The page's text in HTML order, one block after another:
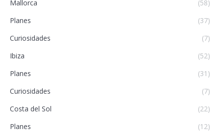
Mallorca
(58)
Planes
(37)
Curiosidades
(7)
Ibiza
(52)
Planes
(31)
Curiosidades
(7)
Costa del Sol
(22)
Planes
(12)